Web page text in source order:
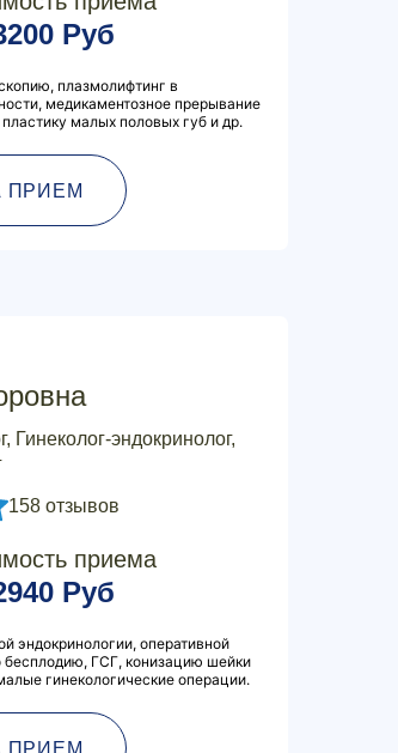
Руб
плазмолифтинг в
медикаментозное прерывание
малых половых губ и др.
ПРИЕМ
Гинеколог-эндокринолог,
158 отзывов
приема
Руб
эндокринологии, оперативной
бесплодию, ГСГ, конизацию шейки
гинекологические операции.
ПРИЕМ